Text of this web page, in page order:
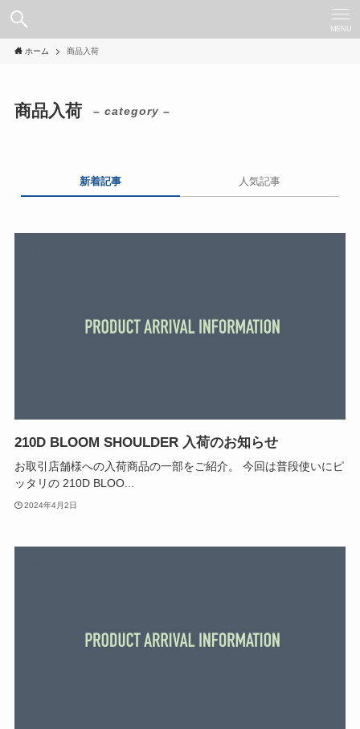
MENU
ホーム 商品入荷
商品入荷 – category –
新着記事 人気記事
210D BLOOM SHOULDER 入荷のお知らせ
お取引店舗様への入荷商品の一部をご紹介。 今回は普段使いにピ
ッタリの 210D BLOO...
2024年4月2日